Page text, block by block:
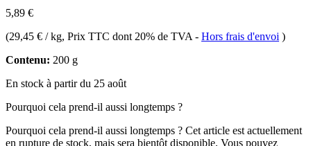
5,89 €
(29,45 € / kg, Prix TTC dont 20% de TVA - Hors frais d'envoi )
Contenu: 200 g
En stock à partir du 25 août
Pourquoi cela prend-il aussi longtemps ?
Pourquoi cela prend-il aussi longtemps ? Cet article est actuellement
en rupture de stock, mais sera bientôt disponible. Vous pouvez